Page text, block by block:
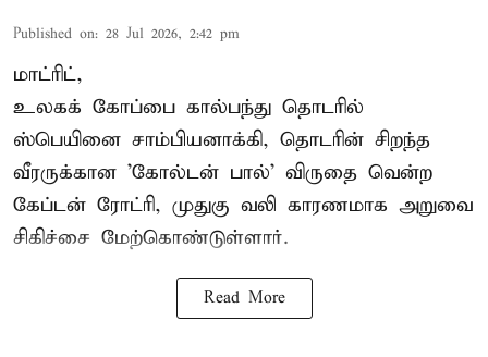
Published on: 28 Jul 2026, 2:42 pm
மாட்ரிட்,
உலகக் கோப்பை கால்பந்து தொடரில்
ஸ்பெயினை சாம்பியனாக்கி, தொடரின் சிறந்த
வீரருக்கான 'கோல்டன் பால்' விருதை வென்ற
கேப்டன் ரோட்ரி, முதுகு வலி காரணமாக அறுவை
சிகிச்சை மேற்கொண்டுள்ளார்.
Read More